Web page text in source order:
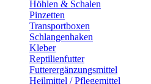
Höhlen & Schalen
Pinzetten
Transportboxen
Schlangenhaken
Kleber
Reptilienfutter
Futterergänzungsmittel
Heilmittel / Pflegemittel